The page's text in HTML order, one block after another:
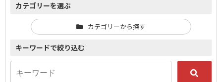
カテゴリーを選ぶ
カテゴリーから探す
キーワードで絞り込む